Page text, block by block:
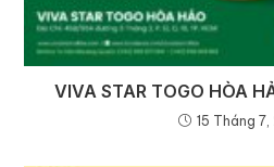
VIVA STAR TOGO HÒA
15 Tháng